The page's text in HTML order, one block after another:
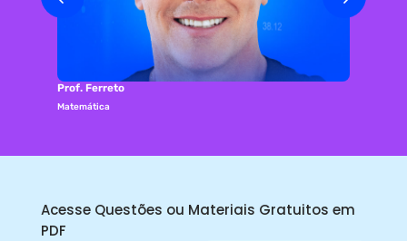
Prof. Ferreto
Matemática
Acesse Questões ou Materiais Gratuitos em
PDF